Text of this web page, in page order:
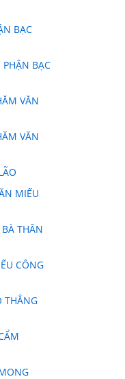
BẠC
BẠC
VĂN
VĂN
MIẾU
THÂN
CÔNG
THẲNG